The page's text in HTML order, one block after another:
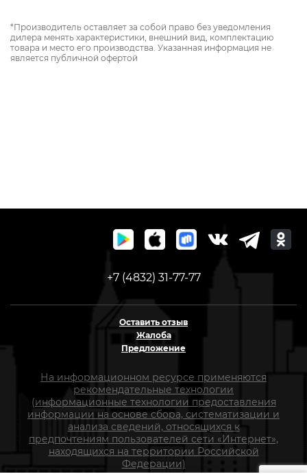
*Производитель оставляет за собой право без уведомления
дилера менять характеристики, внешний вид, комплектацию
товара и место его производства. Указанная информация не
является публичной офертой
+7 (4832) 31-77-77
Оставить отзыв
Жалоба
Предложение
На информационном ресурсе применяются
рекомендательные технологии
(информационные технологии предоставления
информации на основе сбора, систематизации и
анализа сведений, относящихся к
предпочтениям пользователей сети «Интернет»,
находящихся на территории Российской
Федерации)